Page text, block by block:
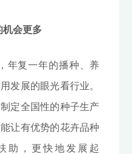
会更多
年复一年的播种、养
发展的眼光看行业。
定全国性的种子生产
让有优势的花卉品种
助，更快地发展起